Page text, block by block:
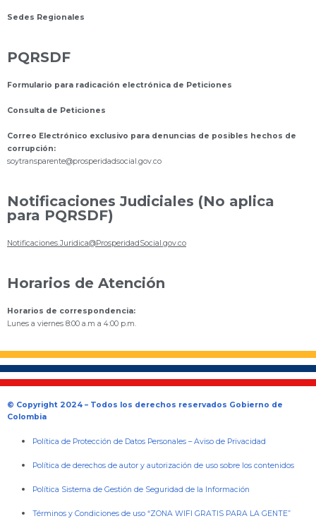
Sedes Regionales
PQRSDF
Formulario para radicación electrónica de Peticiones
Consulta de Peticiones
Correo Electrónico exclusivo para denuncias de posibles hechos de
corrupción:
soytransparente@prosperidadsocial.gov.co
Notificaciones Judiciales (No aplica
para PQRSDF)
Notificaciones.Juridica@ProsperidadSocial.gov.co
Horarios de Atención
Horarios de correspondencia:
Lunes a viernes 8:00 a.m a 4:00 p.m.
© Copyright 2024 – Todos los derechos reservados Gobierno de
Colombia
Política de Protección de Datos Personales –Aviso de Privacidad
Política de derechos de autor y autorización de uso sobre los contenidos
Política Sistema de Gestión de Seguridad de la Información
Términos y Condiciones de uso “ZONA WIFI GRATIS PARA LA GENTE”